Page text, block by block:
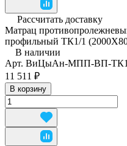
Рассчитать доставку
Матрац
профильный ТК1/1
В наличии
Арт. ВиЦыАн-МПП-ВП-
11 511 ₽
В корзину